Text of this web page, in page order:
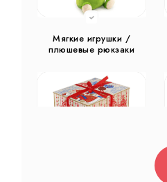
Мягкие игрушки /
плюшевые рюкзаки